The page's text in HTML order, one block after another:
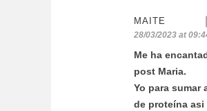
MAITE
28/03/2023 at
Me ha
post Maria.
Yo para sumar
de proteína asi